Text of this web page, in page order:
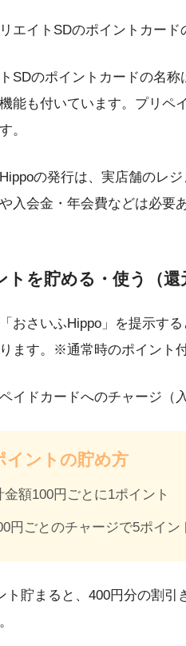
エイトSDのポイントカード
SDのポイントカードの名
能も付いています。プリペ
。
の発行は、実店舗のレ
入会金・年会費などは必要
トを貯める・使う（還
おさいふHippo」を提示す
ります。※通常時のポイント
イドカードへのチャージ（
イントの貯め方
金額100円ごとに1ポイント
円ごとのチャージで5ポイン
ト貯まると、400円分の割